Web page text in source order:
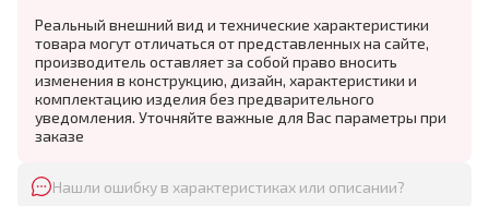
Реальный внешний вид и технические характеристики
товара могут отличаться от представленных на сайте,
производитель оставляет за собой право вносить
изменения в конструкцию, дизайн, характеристики и
комплектацию изделия без предварительного
уведомления. Уточняйте важные для Вас параметры при
заказе
Нашли ошибку в характеристиках или описании?